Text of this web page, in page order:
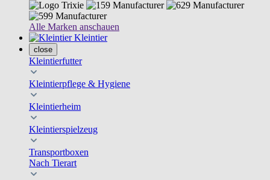
Alle Marken anschauen
Kleintier
close
Kleintierfutter
Kleintierpflege & Hygiene
Kleintierheim
Kleintierspielzeug
Transportboxen
Nach Tierart